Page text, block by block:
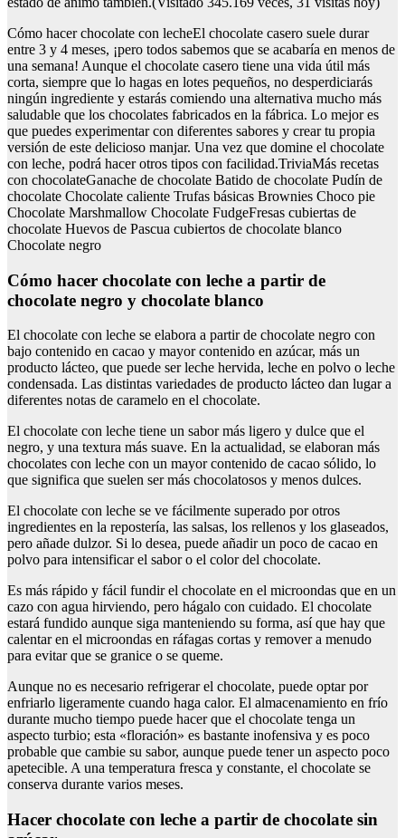
Cómo hacer chocolate con lecheEl chocolate casero suele durar
entre 3 y 4 meses, ¡pero todos sabemos que se acabaría en menos de
una semana! Aunque el chocolate casero tiene una vida útil más
corta, siempre que lo hagas en lotes pequeños, no desperdiciarás
ningún ingrediente y estarás comiendo una alternativa mucho más
saludable que los chocolates fabricados en la fábrica. Lo mejor es
que puedes experimentar con diferentes sabores y crear tu propia
versión de este delicioso manjar. Una vez que domine el chocolate
con leche, podrá hacer otros tipos con facilidad.TriviaMás recetas
con chocolateGanache de chocolate Batido de chocolate Pudín de
chocolate Chocolate caliente Trufas básicas Brownies Choco pie
Chocolate Marshmallow Chocolate FudgeFresas cubiertas de
chocolate Huevos de Pascua cubiertos de chocolate blanco
Chocolate negro
Cómo hacer chocolate con leche a partir de
chocolate negro y chocolate blanco
El chocolate con leche se elabora a partir de chocolate negro con
bajo contenido en cacao y mayor contenido en azúcar, más un
producto lácteo, que puede ser leche hervida, leche en polvo o leche
condensada. Las distintas variedades de producto lácteo dan lugar a
diferentes notas de caramelo en el chocolate.
El chocolate con leche tiene un sabor más ligero y dulce que el
negro, y una textura más suave. En la actualidad, se elaboran más
chocolates con leche con un mayor contenido de cacao sólido, lo
que significa que suelen ser más chocolatosos y menos dulces.
El chocolate con leche se ve fácilmente superado por otros
ingredientes en la repostería, las salsas, los rellenos y los glaseados,
pero añade dulzor. Si lo desea, puede añadir un poco de cacao en
polvo para intensificar el sabor o el color del chocolate.
Es más rápido y fácil fundir el chocolate en el microondas que en un
cazo con agua hirviendo, pero hágalo con cuidado. El chocolate
estará fundido aunque siga manteniendo su forma, así que hay que
calentar en el microondas en ráfagas cortas y remover a menudo
para evitar que se granice o se queme.
Aunque no es necesario refrigerar el chocolate, puede optar por
enfriarlo ligeramente cuando haga calor. El almacenamiento en frío
durante mucho tiempo puede hacer que el chocolate tenga un
aspecto turbio; esta «floración» es bastante inofensiva y es poco
probable que cambie su sabor, aunque puede tener un aspecto poco
apetecible. A una temperatura fresca y constante, el chocolate se
conserva durante varios meses.
Hacer chocolate con leche a partir de chocolate sin